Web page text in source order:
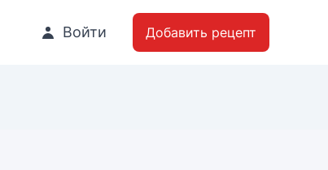
Войти Добавить рецепт